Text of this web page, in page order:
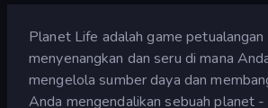
Planet Life adalah game petualangan
menyenangkan dan seru di mana
mengelola sumber daya dan
Anda mengendalikan sebuah planet